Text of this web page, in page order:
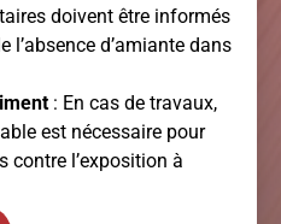
doivent être informés
l’absence d’amiante dans
: En cas de travaux,
est nécessaire pour
contre l’exposition à